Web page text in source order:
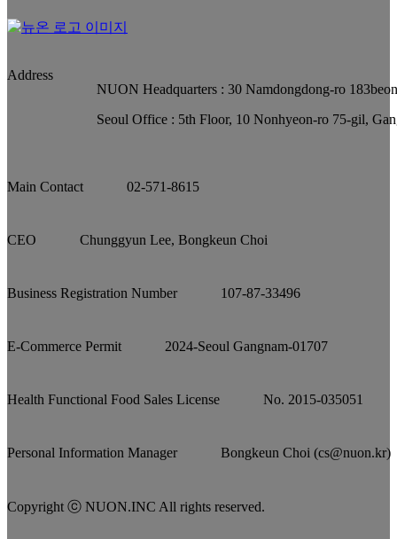
Address
NUON Headquarters : 30 Namdongdong-ro
Seoul Office : 5th Floor, 10 Nonhyeon-ro 75-gil,
Main Contact 02-571-8615
CEO Chunggyun Lee, Bongkeun Choi
Business Registration Number 107-87-33496
E-Commerce Permit 2024-Seoul Gangnam-01707
Health Functional Food Sales License No. 2015-035051
Personal Information Manager Bongkeun Choi (cs@nuon.kr)
Copyright ⓒ NUON.INC All rights reserved.